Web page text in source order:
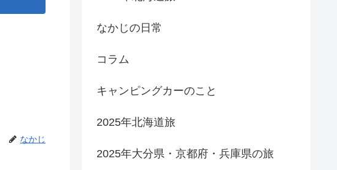
なかじ
なかじの日常
コラム
キャンピングカーのこと
2025年北海道旅
2025年大分県・京都府・兵庫県の旅